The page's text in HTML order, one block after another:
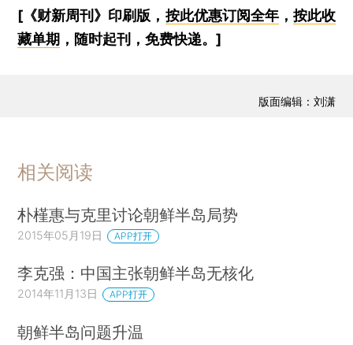
[《财新周刊》印刷版， 按此优惠订阅全年， 按此收
藏单期 ，随时起刊，免费快递。]
版面编辑：刘潇
相关阅读
朴槿惠与克里讨论朝鲜半岛局势
2015年05月19日 APP打开
李克强：中国主张朝鲜半岛无核化
2014年11月13日 APP打开
朝鲜半岛问题升温